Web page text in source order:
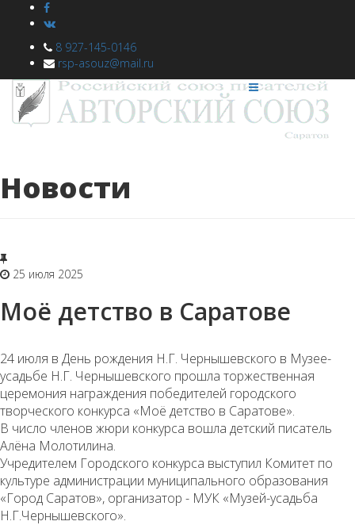
8 927-145-0146
rsp-asouz@mail.ru
Новости
25 июля 2025
Моё детство в Саратове
24 июля в День рождения Н.Г. Чернышевского в Музее-
усадьбе Н.Г. Чернышевского прошла торжественная
церемония награждения победителей городского
творческого конкурса «Моё детство в Саратове».
В число членов жюри конкурса вошла детский писатель
Алёна Молотилина.
Учредителем Городского конкурса выступил Комитет по
культуре администрации муниципального образования
«Город Саратов», организатор - МУК «Музей-усадьба
Н.Г.Чернышевского».